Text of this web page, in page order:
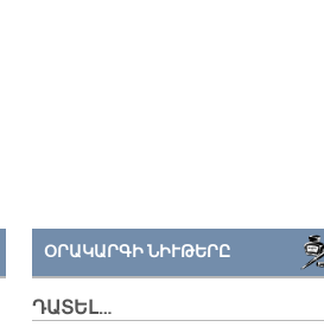
ՕՐԱԿԱՐԳԻ ՆԻՒԹԵՐԸ
ԴԱՏԵԼ…